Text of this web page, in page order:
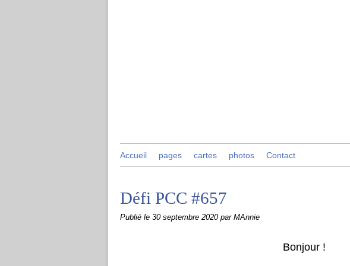
Accueil pages cartes photos Contact
Défi PCC #657
Publié le 30 septembre 2020 par MAnnie
Bonjour !